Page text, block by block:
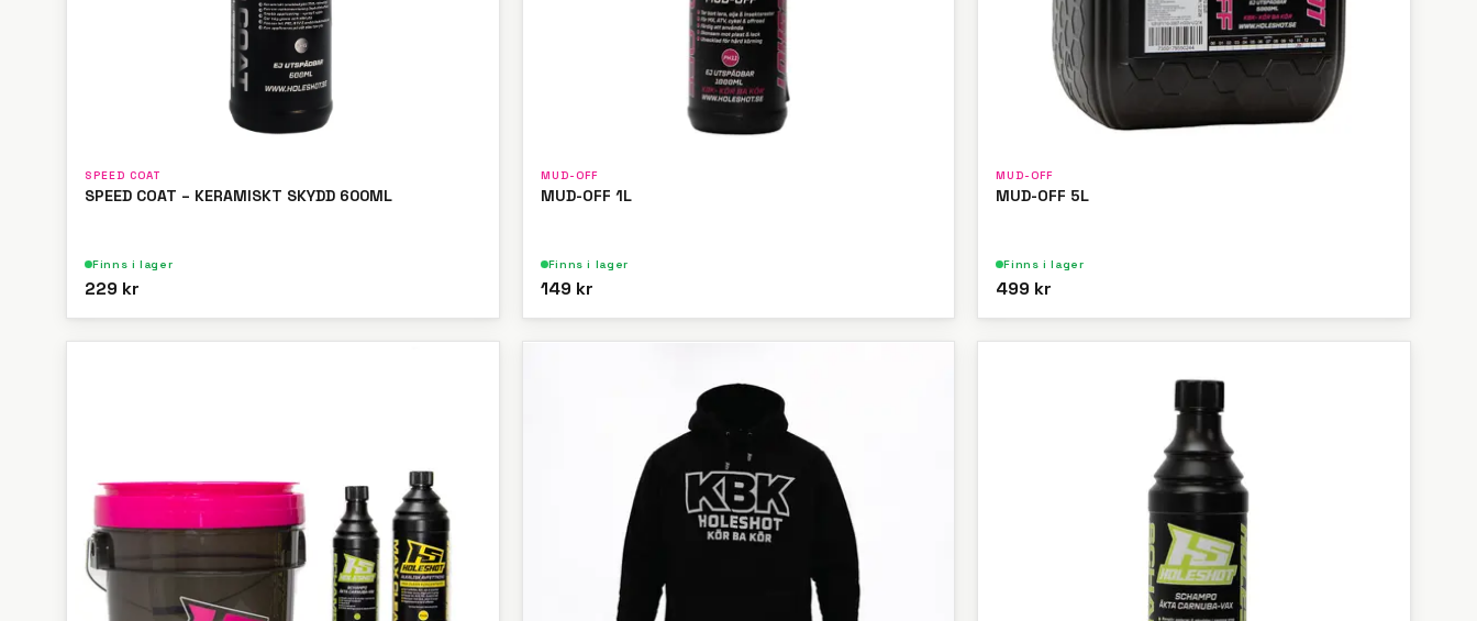
SPEED COAT
SPEED COAT – KERAMISKT SKYDD 600ML
Finns i lager
229 kr
MUD-OFF
MUD-OFF 1L
Finns i lager
149 kr
MUD-OFF
MUD-OFF 5L
Finns i lager
499 kr